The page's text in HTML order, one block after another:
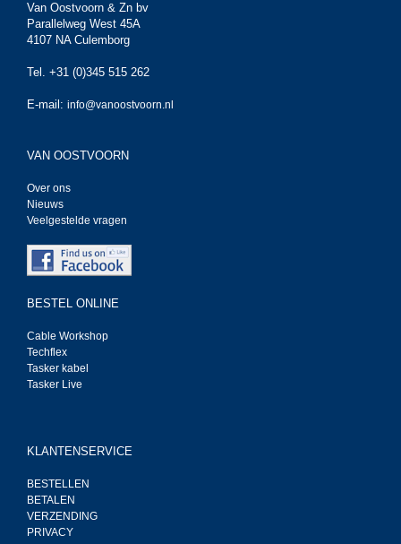
Van Oostvoorn & Zn bv
Parallelweg West 45A
4107 NA Culemborg
Tel. +31 (0)345 515 262
E-mail: info@vanoostvoorn.nl
VAN OOSTVOORN
Over ons
Nieuws
Veelgestelde vragen
BESTEL ONLINE
Cable Workshop
Techflex
Tasker kabel
Tasker Live
KLANTENSERVICE
BESTELLEN
BETALEN
VERZENDING
PRIVACY